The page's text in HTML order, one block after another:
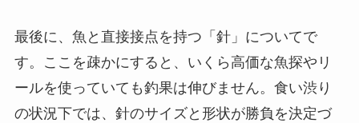
最後に、魚と直接接点を持つ「針」についてで
す。ここを疎かにすると、いくら高価な魚探やリ
ールを使っていても釣果は伸びません。食い渋り
の状況下では、針のサイズと形状が勝負を決定づ